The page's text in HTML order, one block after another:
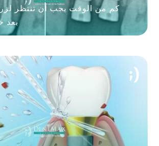
كم من الوقت يجب أن تنتظر
بعد